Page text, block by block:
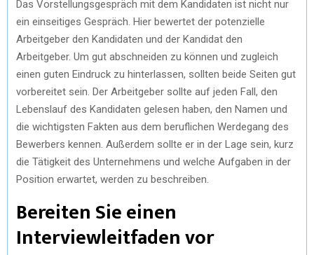
Das Vorstellungsgespräch mit dem Kandidaten ist nicht nur
ein einseitiges Gespräch. Hier bewertet der potenzielle
Arbeitgeber den Kandidaten und der Kandidat den
Arbeitgeber. Um gut abschneiden zu können und zugleich
einen guten Eindruck zu hinterlassen, sollten beide Seiten gut
vorbereitet sein. Der Arbeitgeber sollte auf jeden Fall, den
Lebenslauf des Kandidaten gelesen haben, den Namen und
die wichtigsten Fakten aus dem beruflichen Werdegang des
Bewerbers kennen. Außerdem sollte er in der Lage sein, kurz
die Tätigkeit des Unternehmens und welche Aufgaben in der
Position erwartet, werden zu beschreiben.
Bereiten Sie einen
Interviewleitfaden vor